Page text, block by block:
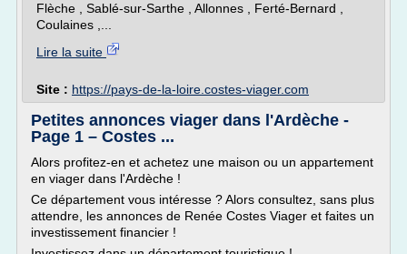
Flèche , Sablé-sur-Sarthe , Allonnes , Ferté-Bernard ,
Coulaines ,...
Lire la suite
Site : https://pays-de-la-loire.costes-viager.com
Petites annonces viager dans l'Ardèche -
Page 1 – Costes ...
Alors profitez-en et achetez une maison ou un appartement
en viager dans l'Ardèche !
Ce département vous intéresse ? Alors consultez, sans plus
attendre, les annonces de Renée Costes Viager et faites un
investissement financier !